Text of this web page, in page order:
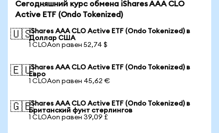
Сегодняшний курс обмена iShares AAA CLO
Active ETF (Ondo Tokenized)
🇺🇸iShares AAA CLO Active ETF (Ondo Tokenized) в
Доллар США
1 CLOAon равен 52,74 $
🇪🇺iShares AAA CLO Active ETF (Ondo Tokenized) в
Евро
1 CLOAon равен 45,62 €
🇬🇧iShares AAA CLO Active ETF (Ondo Tokenized) в
Британский фунт стерлингов
1 CLOAon равен 39,09 £